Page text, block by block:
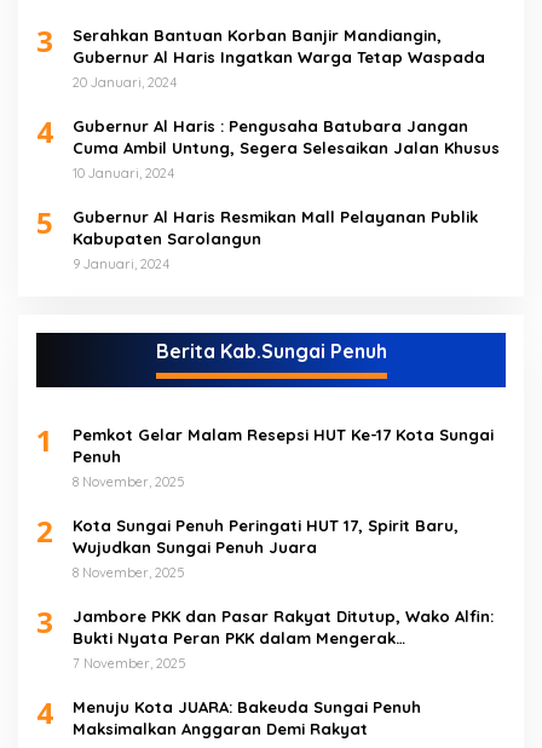
3
Serahkan Bantuan Korban Banjir Mandiangin,
Gubernur Al Haris Ingatkan Warga Tetap Waspada
20 Januari, 2024
4
Gubernur Al Haris : Pengusaha Batubara Jangan
Cuma Ambil Untung, Segera Selesaikan Jalan Khusus
10 Januari, 2024
5
Gubernur Al Haris Resmikan Mall Pelayanan Publik
Kabupaten Sarolangun
9 Januari, 2024
Berita Kab.Sungai Penuh
1
Pemkot Gelar Malam Resepsi HUT Ke-17 Kota Sungai
Penuh
8 November, 2025
2
Kota Sungai Penuh Peringati HUT 17, Spirit Baru,
Wujudkan Sungai Penuh Juara
8 November, 2025
3
Jambore PKK dan Pasar Rakyat Ditutup, Wako Alfin:
Bukti Nyata Peran PKK dalam Mengerak
Perekonomian Masyarakat
7 November, 2025
4
Menuju Kota JUARA: Bakeuda Sungai Penuh
Maksimalkan Anggaran Demi Rakyat